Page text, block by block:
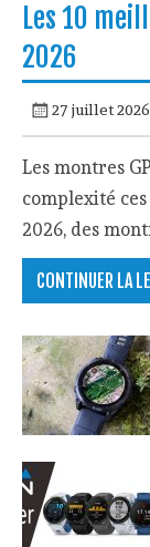
Les 10
2026
27 juillet 2026
Les montres
complexité
2026, des
CONTINUER LA